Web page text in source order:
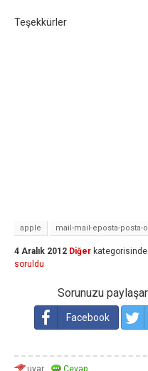
Teşekkürler
apple mail-mail-eposta-posta-
4 Aralık 2012 Diğer kategorisinde
soruldu
Sorunuzu
Facebook